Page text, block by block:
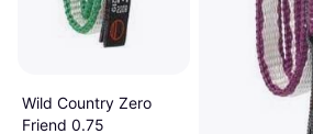
Wild Country Zero
Friend 0.75